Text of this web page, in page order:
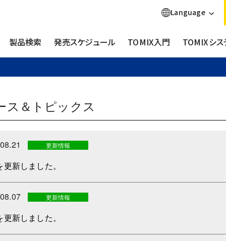
製品検索 発売スケジュール TOMIX入門 TOMIXシス
Language
ス＆トピックス
更新情報
新しました。
更新情報
新しました。